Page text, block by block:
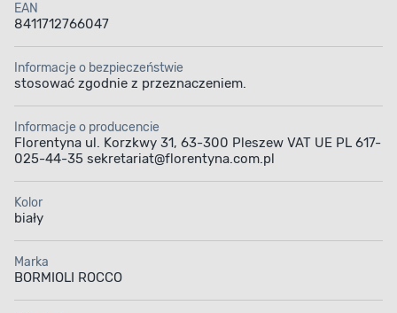
EAN
8411712766047
Informacje o bezpieczeństwie
stosować zgodnie z przeznaczeniem.
Informacje o producencie
Florentyna ul. Korzkwy 31, 63-300 Pleszew VAT UE PL 617-
025-44-35 sekretariat@florentyna.com.pl
Kolor
biały
Marka
BORMIOLI ROCCO